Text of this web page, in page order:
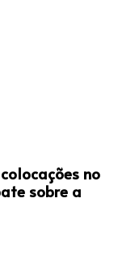
no
sobre a